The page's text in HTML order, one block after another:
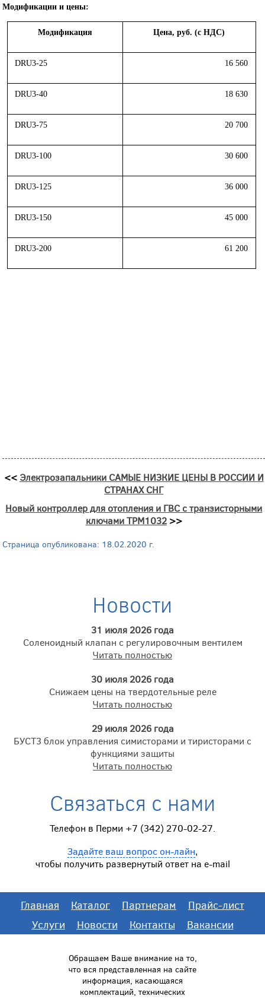
Модификации и цены:
Модификация Цена, руб. (с НДС)
DRU3-25 16 560
DRU3-40 18 630
DRU3-75 20 700
DRU3-100 30 600
DRU3-125 36 000
DRU3-150 45 000
DRU3-200 61 200
<< Электрозапальники САМЫЕ НИЗКИЕ ЦЕНЫ В РОССИИ И
СТРАНАХ СНГ
Новый контроллер для отопления и ГВС с транзисторными
ключами ТРМ1032>>
Страница опубликована: 18.02.2020 г.
Новости
31 июля 2026 года
Соленоидный клапан с регулировочным вентилем
Читать полностью
30 июля 2026 года
Снижаем цены на твердотельные реле
Читать полностью
29 июля 2026 года
БУСТ3 блок управления симисторами и тиристорами с
функциями защиты
Читать полностью
Связаться с нами
Телефон в Перми +7 (342) 270-02-27.
Задайте ваш вопрос он-лайн,
чтобы получить развернутый ответ на e-mail
Главная Каталог Партнерам
Прайс-лист
Услуги
Новости Контакты Вакансии
Обращаем Ваше внимание на то,
что вся представленная на сайте
информация, касающаяся
комплектаций, технических